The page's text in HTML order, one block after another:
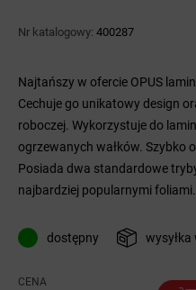
Nr katalogowy: 400287
Najtańszy w ofercie OPUS
Cechuje go unikatowy design
roboczej. Wykorzystuje do
ogrzewanych wałków. Szybko
Posiada dwa standardowe
najbardziej popularnymi foliami.
dostępny wysyłka
CENA